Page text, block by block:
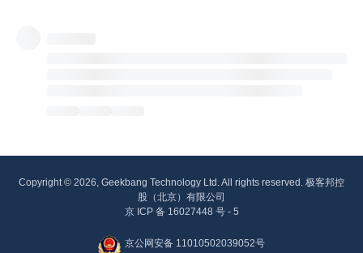
Copyright © 2026, Geekbang Technology Ltd. All rights reserved. 极客邦控
股（北京）有限公司
京 ICP 备 16027448 号 - 5
京公网安备 11010502039052号